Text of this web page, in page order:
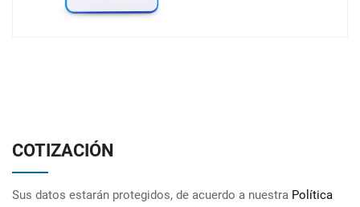
COTIZACIÓN
Sus datos estarán protegidos, de acuerdo a nuestra Política